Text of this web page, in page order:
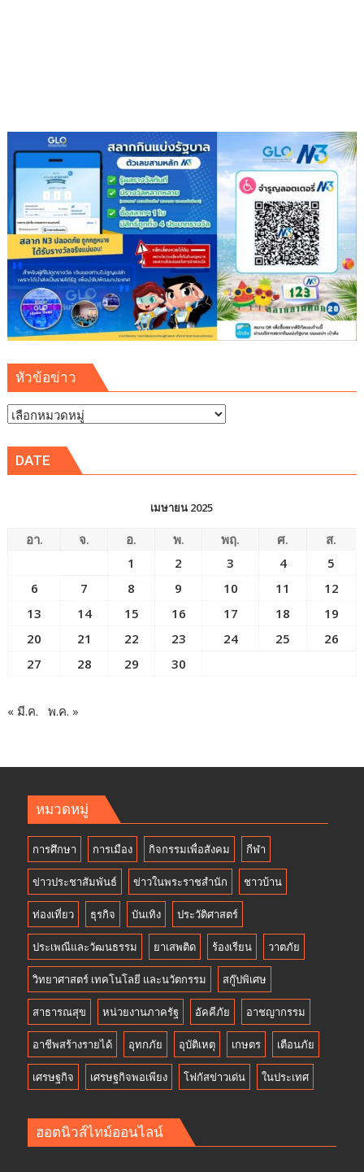
หัวข้อข่าว
หัวข้อ
DATE
เมษายน 2025
อา. จ. อ. พ. พฤ. ศ.
ส.
1
2 3 4
5
6
7 8 9 10 11
12
13
14 15 16 17 18
19
20
21 22 23 24 25
26
27
28 29 30
« มี.ค. พ.ค. »
หมวดหมู่
การศึกษา การเมือง กิจกรรมเพื่อสังคม กีฬา
ข่าวประชาสัมพันธ์ ข่าวในพระราชสำนัก ชาวบ้าน
ท่องเที่ยว ธุรกิจ บันเทิง ประวัติศาสตร์
ประเพณีและวัฒนธรรม ยาเสพติด ร้องเรียน วาตภัย
วิทยาศาสตร์ เทคโนโลยี และนวัตกรรม สกู๊ปพิเศษ
สาธารณสุข หน่วยงานภาครัฐ อัคคีภัย อาชญากรรม
อาชีพสร้างรายได้ อุทกภัย อุบัติเหตุ เกษตร เตือนภัย
เศรษฐกิจ เศรษฐกิจพอเพียง โฟกัสข่าวเด่น ในประเทศ
ฮอตนิวส์ไทม์ออนไลน์